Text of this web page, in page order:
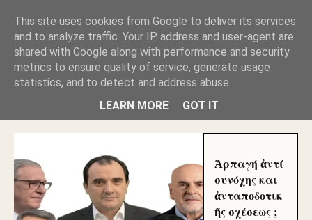
ΑΥΤΟΧΘΟΝΕΣ ΜΟΥ ΕΚΛΕΙΣΑΝ ΤΑ ΣΟΣΙΑΛ ΚΑΙ
ΦΙΜΩΣΑΝ ΤΟ SITE. ΟΙ ΧΙΛΙΑΔΕΣ ΜΙΚΡΟΕΠΕΝΔΥΤΕΣ
ΕΠΕΝΔΥΣΑΤΕ ΓΙΑ ΛΕΗΛΑΣΙΑ ΚΑΙ ΕΓΚΛΗΜΑ ?
ΓΛΥΦΑΔΑ WEB |ΟΙ ΜΕΓΑΛΟΙ ΚΛΕΠΤΑΙ ΑΠΟ ΤΟ
ΜΙΚΡΟΝ ΑΠΑΓΟΥΣΙ
Ἁρπαγή ἀντί
συνόχης και
ἀνταποδοτικ
ῆς σχέσεως ;
This site uses cookies from Google to deliver its services
and to analyze traffic. Your IP address and user-agent are
shared with Google along with performance and security
metrics to ensure quality of service, generate usage
statistics, and to detect and address abuse.
LEARN MORE
GOT IT